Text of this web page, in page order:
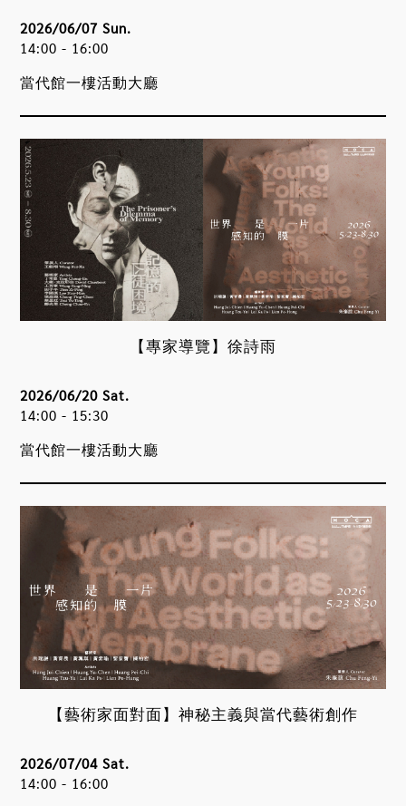
當代館一樓活動大廳
2026/06/07 Sun.
14:00 - 16:00
【專家導覽】徐詩雨
當代館一樓活動大廳
2026/06/20 Sat.
14:00 - 15:30
【藝術家面對面】神秘主義與當代藝術創作
2026/07/04 Sat.
14:00 - 16:00